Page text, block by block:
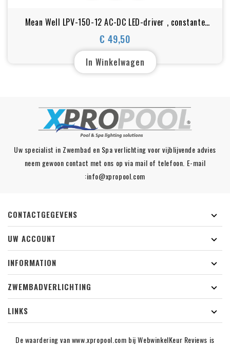
Mean Well LPV-150-12 AC-DC LED-driver , constante
spanning LPV-150-12
€ 49,50
Prijs
In Winkelwagen
Uw specialist in Zwembad en Spa verlichting voor vijblijvende advies
neem gewoon contact met ons op via mail of telefoon. E-mail
:info@xpropool.com
CONTACTGEGEVENS

UW ACCOUNT

INFORMATION

ZWEMBADVERLICHTING

LINKS

De waardering van www.xpropool.com bijWebwinkelKeur Reviews is